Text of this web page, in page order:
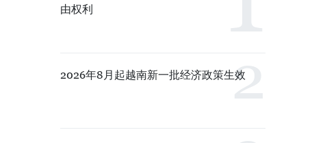
由权利
2026年8月起越南新一批经济政策生效